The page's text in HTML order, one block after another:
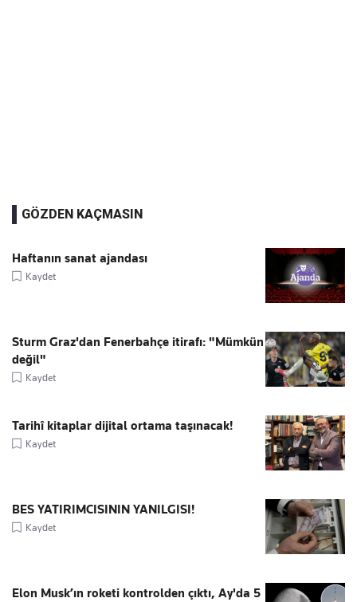
GÖZDEN KAÇMASIN
Haftanın sanat ajandası
Kaydet
Sturm Graz'dan Fenerbahçe itirafı: "Mümkün
değil"
Kaydet
Tarihî kitaplar dijital ortama taşınacak!
Kaydet
BES YATIRIMCISININ YANILGISI!
Kaydet
Elon Musk’ın roketi kontrolden çıktı, Ay'da 5